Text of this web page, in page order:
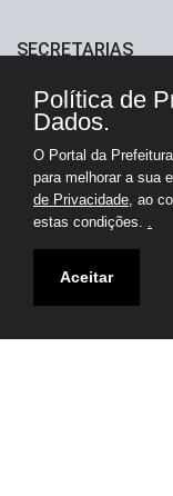
SECRETARIAS
Controladoria
Ouvidoria Geral do
Secretaria de
Secretaria de
Política de
Dados.
O Portal da
para melhorar a sua
de Privacidade, ao
estas condições. .
Aceitar